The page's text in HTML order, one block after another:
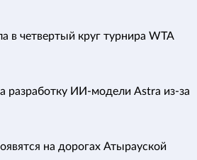
в четвертый круг турнира WTA
разработку ИИ-модели Astra из-за
на дорогах Атырауской